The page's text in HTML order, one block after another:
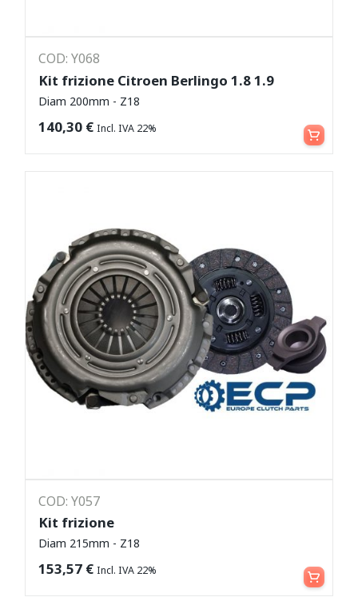
COD: Y068
Kit frizione Citroen Berlingo 1.8 1.9
Diam 200mm - Z18
140,30 € Incl. IVA 22% Aggiungi al carrello
COD: Y057
Kit frizione
Diam 215mm - Z18
153,57 € Incl. IVA 22% Leggi tutto